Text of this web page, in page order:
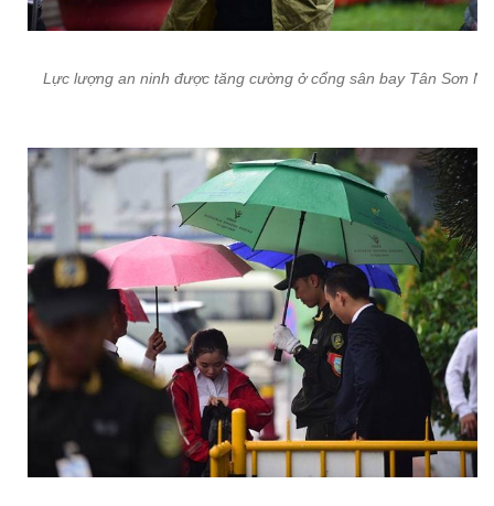
Lực lượng an ninh được tăng cường ở cổng sân bay Tân Sơn